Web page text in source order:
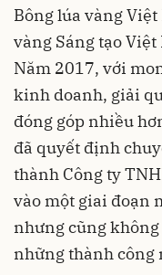
Bông lúa vàng
vàng Sáng tạo Việt
Năm 2017, với
kinh doanh, giải
đóng góp nhiều
đã quyết định
thành Công ty
vào một giai đoạn
nhưng cũng
những thành công